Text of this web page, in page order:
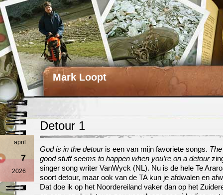
Mark Loopt
Detour 1
april
7
2026
God is in the detouris een van mijn favoriete songs. The
good stuff seems to happen when you’re on a detour
singer song writer VanWyck (NL). Nu is de hele Te
soort detour, maar ook van de TA kun je afdwalen en
Dat doe ik op het Noordereiland vaker dan op het